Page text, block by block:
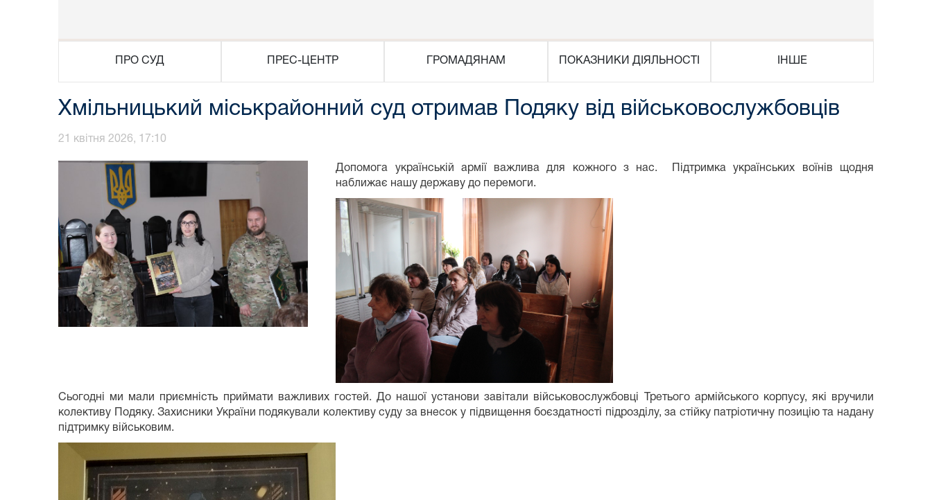
ПРО СУД ПРЕС-ЦЕНТР ГРОМАДЯНАМ ПОКАЗНИКИ ДІЯЛЬНОСТІ ІНШЕ
Хмільницький міськрайонний суд отримав Подяку від військовослужбовців
21 квітня 2026, 17:10
Допомога українській армії важлива для кожного з нас. Підтримка українських воїнів щодня
наближає нашу державу до перемоги.
Сьогодні ми мали приємність приймати важливих гостей. До нашої установи завітали військовослужбовці Третього армійського корпусу, які вручили
колективу Подяку. Захисники України подякували колективу суду за внесок у підвищення боєздатності підрозділу, за стійку патріотичну позицію та надану
підтримку військовим.